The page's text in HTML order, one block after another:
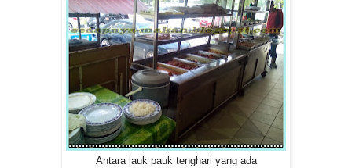
Antara lauk pauk tenghari yang ada